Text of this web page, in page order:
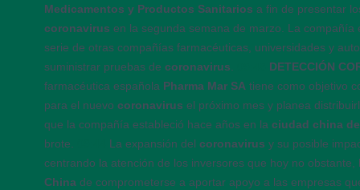
Medicamentos y Productos Sanitarios a fin de presentar
coronavirus en la segunda semana de marzo. La compañía
serie de otras compañías farmacéuticas, universidades y
suministrar pruebas de coronavirus.
DETECCIÓN
farmacéutica española Pharma Mar SA tiene como objetivo
para el nuevo coronavirus el próximo mes y planea
que la compañía estableció hace años en la ciudad china
brote.
La expansión del coronavirus y su posible
centrando la atención de los inversores que hoy no
China de comprometerse a aportar apoyo a las empresas